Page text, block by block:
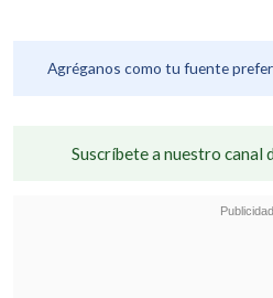
Agréganos como tu fuente
Suscríbete a nuestro canal